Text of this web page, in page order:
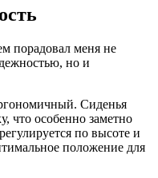
порадовал меня не
но и
Сиденья
что особенно заметно
по высоте и
положение для